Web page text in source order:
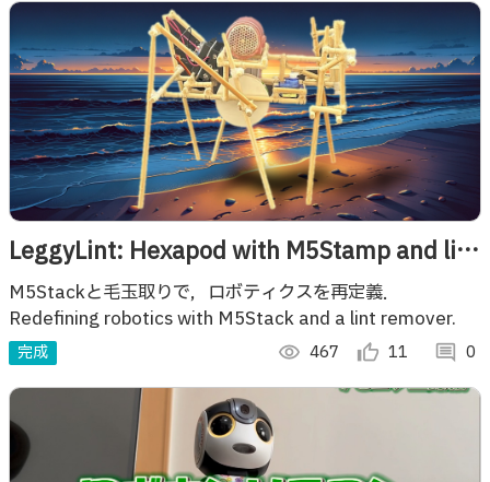
LeggyLint: Hexapod with M5Stamp and lint
remover
M5Stackと毛玉取りで，ロボティクスを再定義．
Redefining robotics with M5Stack and a lint remover.
完成 visibility 467 thumb_up_alt 11 comment 0